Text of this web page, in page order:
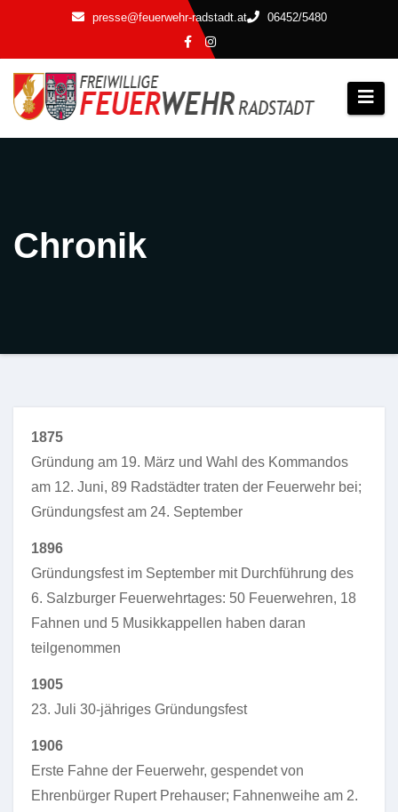
springen
presse@feuerwehr-radstadt.at 06452/5480
Chronik
1875
Gründung am 19. März und Wahl des Kommandos
am 12. Juni, 89 Radstädter traten der Feuerwehr bei;
Gründungsfest am 24. September
1896
Gründungsfest im September mit Durchführung des
6. Salzburger Feuerwehrtages: 50 Feuerwehren, 18
Fahnen und 5 Musikkappellen haben daran
teilgenommen
1905
23. Juli 30-jähriges Gründungsfest
1906
Erste Fahne der Feuerwehr, gespendet von
Ehrenbürger Rupert Prehauser; Fahnenweihe am 2.